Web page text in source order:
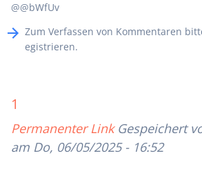
@@bWfUv
Zum Verfassen von Kommentaren
egistrieren.
1
Permanenter Link Gespeichert
am Do, 06/05/2025 - 16:52